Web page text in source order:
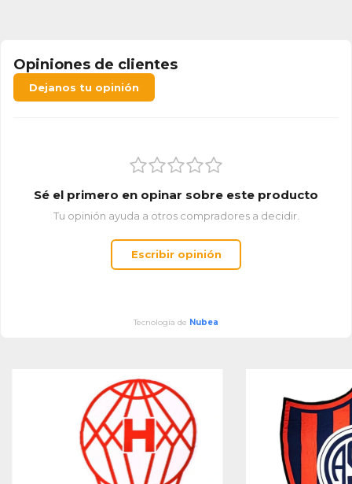
Opiniones de clientes
Dejanos tu opinión
Sé el primero en opinar sobre este producto
Tu opinión ayuda a otros compradores a decidir.
Escribir opinión
Tecnología de Nubea